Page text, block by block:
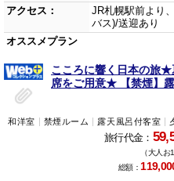
アクセス：
JR札幌駅前より
バス)/送迎あり
オススメプラン
こころに響く日本の旅
席をご用意★ 【禁煙】
和洋室 禁煙ルーム 露天風呂付客室
旅行代金：
（大人お
総額：